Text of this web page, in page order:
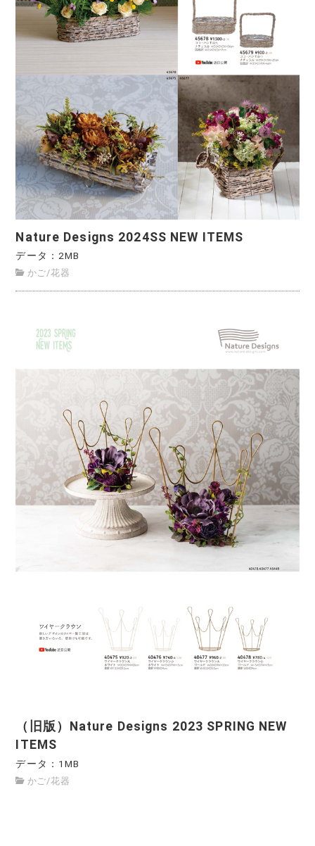
Nature Designs 2024SS NEW ITEMS
データ：2MB
かご/花器
（旧版）Nature Designs 2023 SPRING NEW
ITEMS
データ：1MB
かご/花器